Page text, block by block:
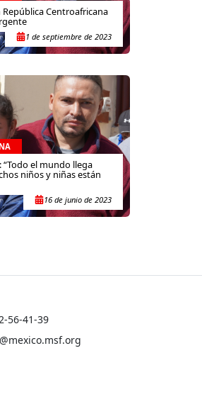
Centroafricana
1 de septiembre de 2023
el mundo llega
niños y niñas están
16 de junio de 2023
56-41-39